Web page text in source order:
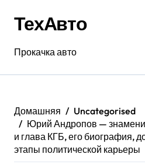
содержанию
ТехАвто
Прокачка авто
Домашняя
Uncategorised
Юрий Андропов —
и глава КГБ, его биография,
этапы политической карьеры